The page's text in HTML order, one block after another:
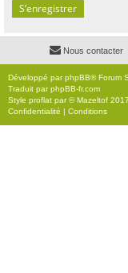
S’enregistrer
Nous contacter
Développé parphpBB® Forum
Traduit parphpBB-fr.com
Style proflat par ©Mazeltof 2017
Confidentialité | Conditions